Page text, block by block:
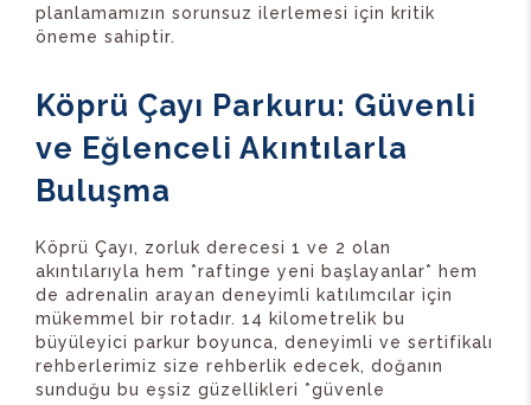
planlamamızın sorunsuz ilerlemesi için kritik
öneme sahiptir.
Köprü Çayı Parkuru: Güvenli
ve Eğlenceli Akıntılarla
Buluşma
Köprü Çayı, zorluk derecesi 1 ve 2 olan
akıntılarıyla hem *raftinge yeni başlayanlar* hem
de adrenalin arayan deneyimli katılımcılar için
mükemmel bir rotadır. 14 kilometrelik bu
büyüleyici parkur boyunca, deneyimli ve sertifikalı
rehberlerimiz size rehberlik edecek, doğanın
sunduğu bu eşsiz güzellikleri *güvenle